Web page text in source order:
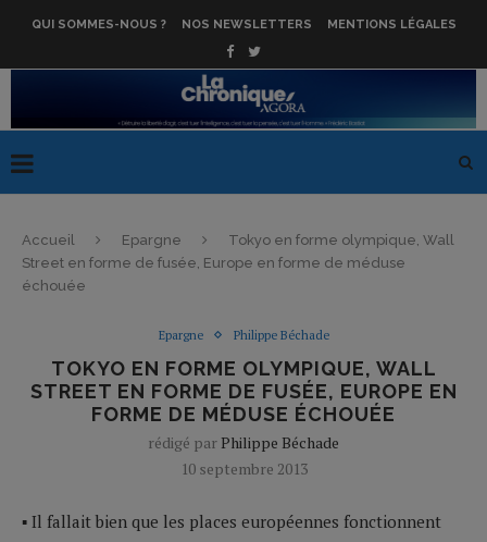
QUI SOMMES-NOUS ? NOS NEWSLETTERS MENTIONS LÉGALES
Accueil Epargne
Tokyo en forme olympique, Wall
Street en forme de fusée, Europe en forme de méduse
échouée
Epargne Philippe Béchade
TOKYO EN FORME OLYMPIQUE, WALL
STREET EN FORME DE FUSÉE, EUROPE EN
FORME DE MÉDUSE ÉCHOUÉE
rédigé par Philippe Béchade
10 septembre 2013
▪ Il fallait bien que les places européennes fonctionnent